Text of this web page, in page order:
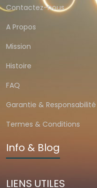
Contactez-nous
A Propos
Mission
Histoire
FAQ
Garantie & Responsabilité
Termes & Conditions
Info & Blog
LIENS UTILES